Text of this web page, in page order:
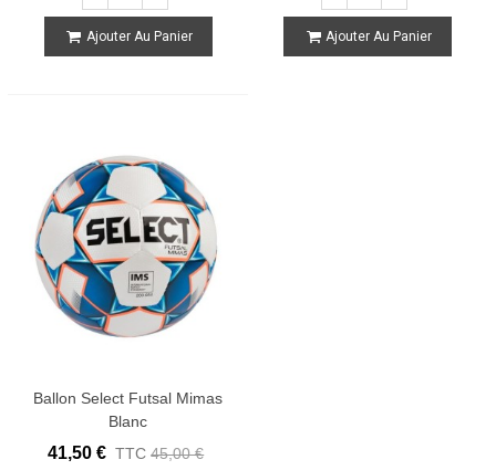
Ajouter Au Panier Ajouter Au Panier
Ballon Select Futsal Mimas
Blanc
41,50 € TTC 45,00 €